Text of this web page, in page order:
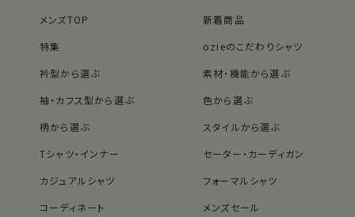
スーツの色や気分でお好みのカフリンクスに付け替えて、
コーディネイトをよりお楽しみください。
●カフリンクス（カフスボタン）をご希望のお客様には付
カート部分にて組紐カフリンクスの有無をご選択くださ
ご不要の方は、「不要」
メンズTOP
新着商品
特集
ozieのこだわりシャツ
衿型から選ぶ
素材・機能から選ぶ
袖・カフス型から選ぶ
色から選ぶ
柄から選ぶ
スタイルから選ぶ
Tシャツ・インナー
セーター・カーディガン
カジュアルシャツ
フォーマルシャツ
コーディネート
メンズセール